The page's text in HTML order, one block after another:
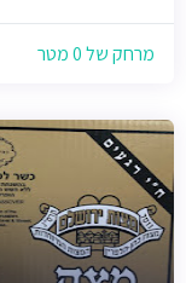
מרחק של 0 מטר